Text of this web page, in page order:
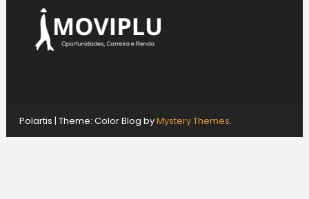
Polartis |Theme: Color Blog by Mystery Themes